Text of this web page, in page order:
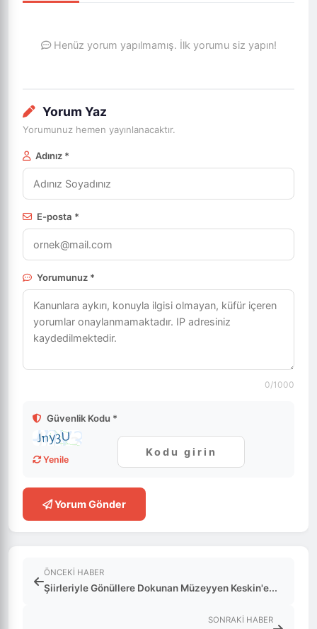
Henüz yorum yapılmamış. İlk yorumu siz yapın!
Yorum Yaz
Yorumunuz hemen yayınlanacaktır.
Adınız *
E-posta *
Yorumunuz *
0/1000
Güvenlik Kodu *
Yenile
Yorum Gönder
ÖNCEKI HABER
Şiirleriyle Gönüllere Dokunan Müzeyyen Keskin'e...
SONRAKI HABER